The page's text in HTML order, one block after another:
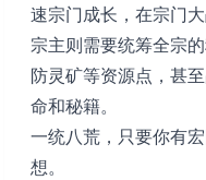
速宗门成长，在宗门
宗主则需要统筹全宗
防灵矿等资源点，甚
命和秘籍。
一统八荒，只要你有
想。